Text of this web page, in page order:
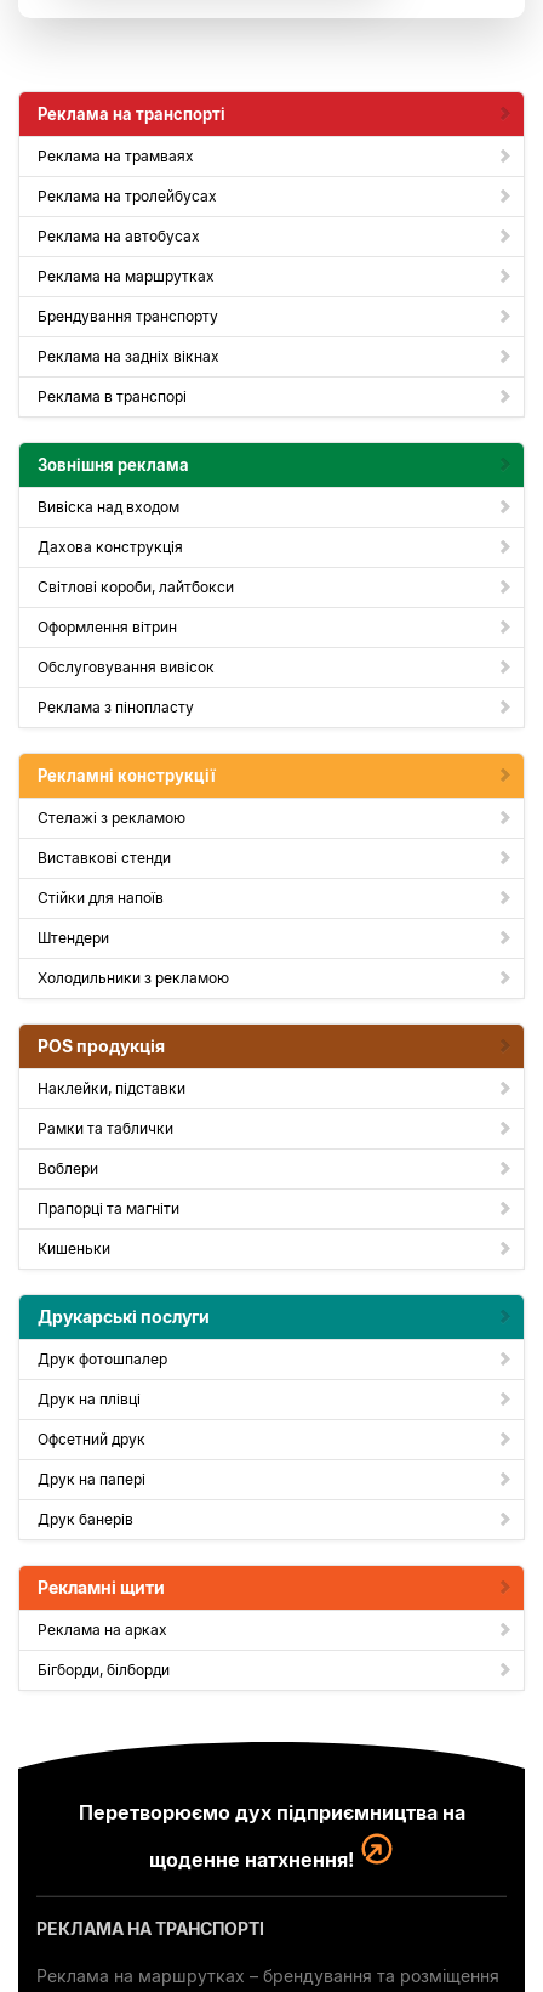
Реклама на транспорті
Реклама на трамваях
Реклама на тролейбусах
Реклама на автобусах
Реклама на маршрутках
Брендування транспорту
Реклама на задніх вікнах
Реклама в транспорі
Зовнішня реклама
Вивіска над входом
Дахова конструкція
Світлові короби, лайтбокси
Оформлення вітрин
Обслуговування вивісок
Реклама з пінопласту
Рекламні конструкції
Стелажі з рекламою
Виставкові стенди
Стійки для напоїв
Штендери
Холодильники з рекламою
POS продукція
Наклейки, підставки
Рамки та таблички
Воблери
Прапорці та магніти
Кишеньки
Друкарські послуги
Друк фотошпалер
Друк на плівці
Офсетний друк
Друк на папері
Друк банерів
Рекламні щити
Реклама на арках
Бігборди, білборди
Перетворюємо дух підприємництва на
щоденне натхнення!
РЕКЛАМА НА ТРАНСПОРТІ
Реклама на маршрутках – брендування та розміщення